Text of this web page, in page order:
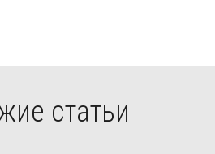
статьи